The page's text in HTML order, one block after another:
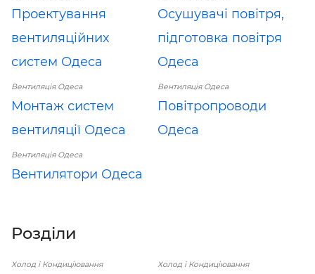
Проектування
вентиляційних
систем Одеса
Осушувачі повітря,
підготовка повітря
Одеса
Вентиляція Одеса
Монтаж систем
вентиляції Одеса
Вентиляція Одеса
Повітропроводи
Одеса
Вентиляція Одеса
Вентилятори Одеса
Розділи
Холод і Кондиціювання Холод і Кондиціювання